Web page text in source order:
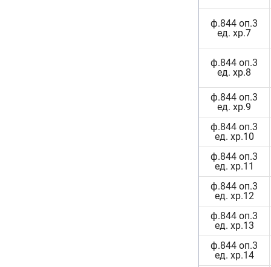
ф.844 оп.3
ед. хр.7
ф.844 оп.3
ед. хр.8
ф.844 оп.3
ед. хр.9
ф.844 оп.3
ед. хр.10
ф.844 оп.3
ед. хр.11
ф.844 оп.3
ед. хр.12
ф.844 оп.3
ед. хр.13
ф.844 оп.3
ед. хр.14